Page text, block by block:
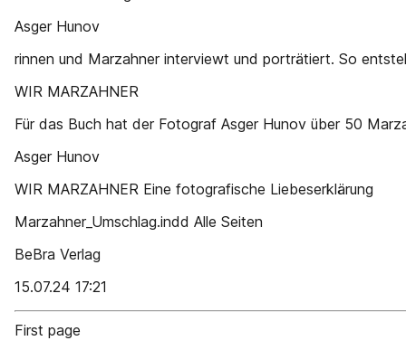
Asger Hunov
rinnen und Marzahner interviewt und porträtiert. So
WIR MARZAHNER
Für das Buch hat der Fotograf Asger Hunov über 50
Asger Hunov
WIR MARZAHNER Eine fotografische Liebeserklärung
Marzahner_Umschlag.indd Alle Seiten
BeBra Verlag
15.07.24 17:21
First page